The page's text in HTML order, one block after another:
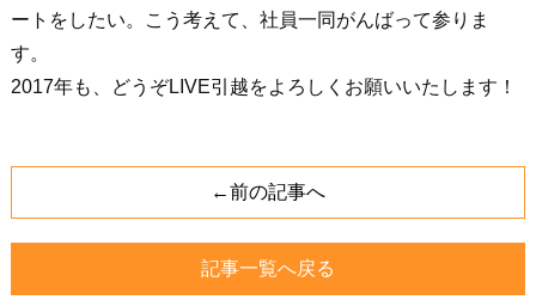
ートをしたい。こう考えて、社員一同がんばって参りま
す。
2017年も、どうぞLIVE引越をよろしくお願いいたします！
←前の記事へ
記事一覧へ戻る